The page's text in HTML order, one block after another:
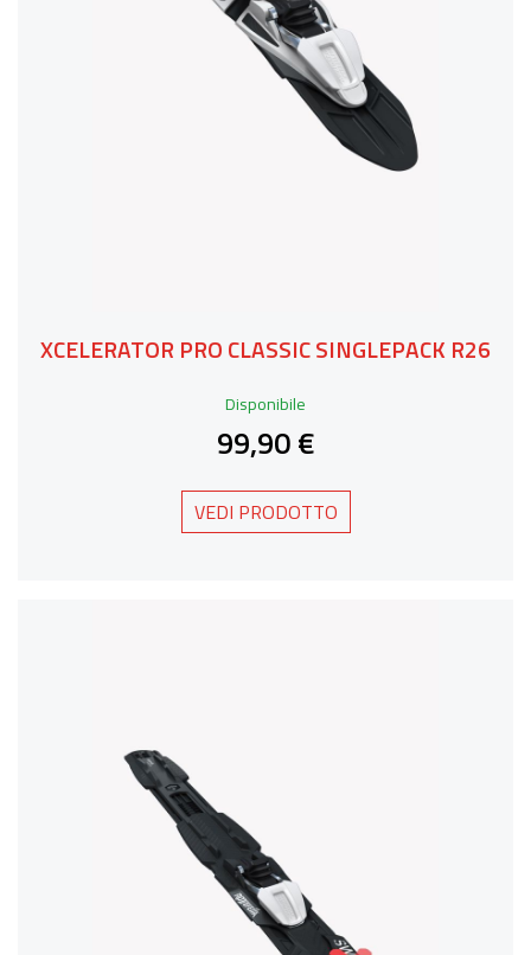
XCELERATOR PRO CLASSIC SINGLEPACK R26
Disponibile
99,90 €
VEDI PRODOTTO